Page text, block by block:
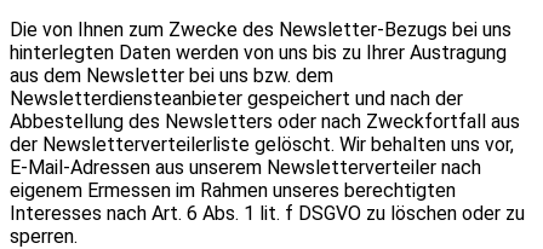
Die von Ihnen zum Zwecke des Newsletter-Bezugs bei uns
hinterlegten Daten werden von uns bis zu Ihrer Austragung
aus dem Newsletter bei uns bzw. dem
Newsletterdiensteanbieter gespeichert und nach der
Abbestellung des Newsletters oder nach Zweckfortfall aus
der Newsletterverteilerliste gelöscht. Wir behalten uns vor,
E-Mail-Adressen aus unserem Newsletterverteiler nach
eigenem Ermessen im Rahmen unseres berechtigten
Interesses nach Art. 6 Abs. 1 lit. f DSGVO zu löschen oder zu
sperren.